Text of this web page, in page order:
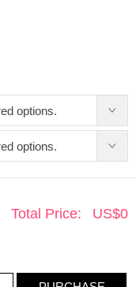
Total Price: US$0